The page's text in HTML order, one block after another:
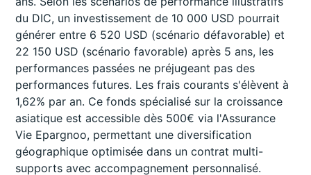
du DIC, un investissement de 10 000 USD pourrait
générer entre 6 520 USD (scénario défavorable) et
22 150 USD (scénario favorable) après 5 ans, les
performances passées ne préjugeant pas des
performances futures. Les frais courants s'élèvent à
1,62% par an. Ce fonds spécialisé sur la croissance
asiatique est accessible dès 500€ via l'Assurance
Vie Epargnoo, permettant une diversification
géographique optimisée dans un contrat multi-
supports avec accompagnement personnalisé.